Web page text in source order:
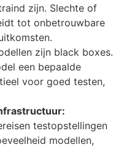
zijn. Slechte of
tot onbetrouwbare
zijn black boxes.
een bepaalde
voor goed testen,
testopstellingen
modellen,